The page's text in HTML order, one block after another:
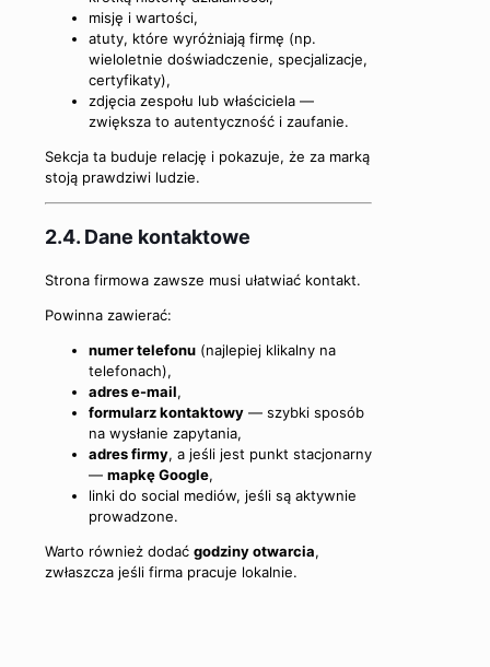
misję i wartości,
atuty, które wyróżniają firmę (np.
wieloletnie doświadczenie, specjalizacje,
certyfikaty),
zdjęcia zespołu lub właściciela —
zwiększa to autentyczność i zaufanie.
Sekcja ta buduje relację i pokazuje, że za marką
stoją prawdziwi ludzie.
2.4. Dane kontaktowe
Strona firmowa zawsze musi ułatwiać kontakt.
Powinna zawierać:
numer telefonu (najlepiej klikalny na
telefonach),
adres e-mail,
formularz kontaktowy — szybki sposób
na wysłanie zapytania,
adres firmy, a jeśli jest punkt stacjonarny
— mapkę Google,
linki do social mediów, jeśli są aktywnie
prowadzone.
Warto również dodać godziny otwarcia,
zwłaszcza jeśli firma pracuje lokalnie.